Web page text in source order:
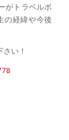
がトラベルボ
の経緯や今後
い！